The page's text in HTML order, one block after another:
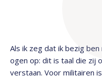
Als ik zeg dat ik bezig ben
ogen op: dit is taal die zij
verstaan. Voor militairen